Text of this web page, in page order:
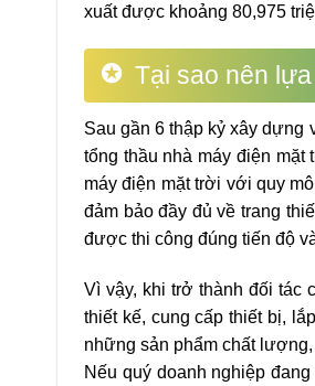
xuất được khoảng 80,975
Tại sao nên
Sau gần 6 thập kỷ xây dựng
tổng thầu nhà máy điện
máy điện mặt trời với quy
đảm bảo đầy đủ về trang
được thi công đúng tiến độ
Vì vậy, khi trở thành đối tác
thiết kế, cung cấp thiết bị,
những sản phẩm chất
Nếu quý doanh nghiệp